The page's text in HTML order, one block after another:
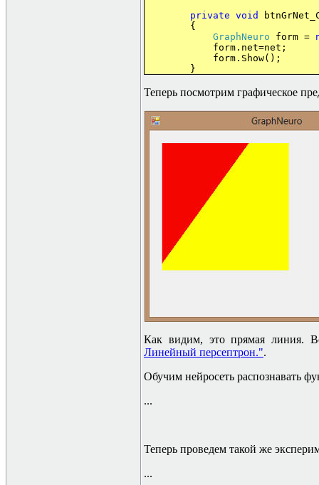
private void
{
GraphNeuro form =
form.net=net;
form.Show();
}
Теперь посмотрим графическое
Как видим, это прямая линия.
Линейный персептрон.".
Обучим нейросеть распознавать
...
Теперь проведем такой же
...